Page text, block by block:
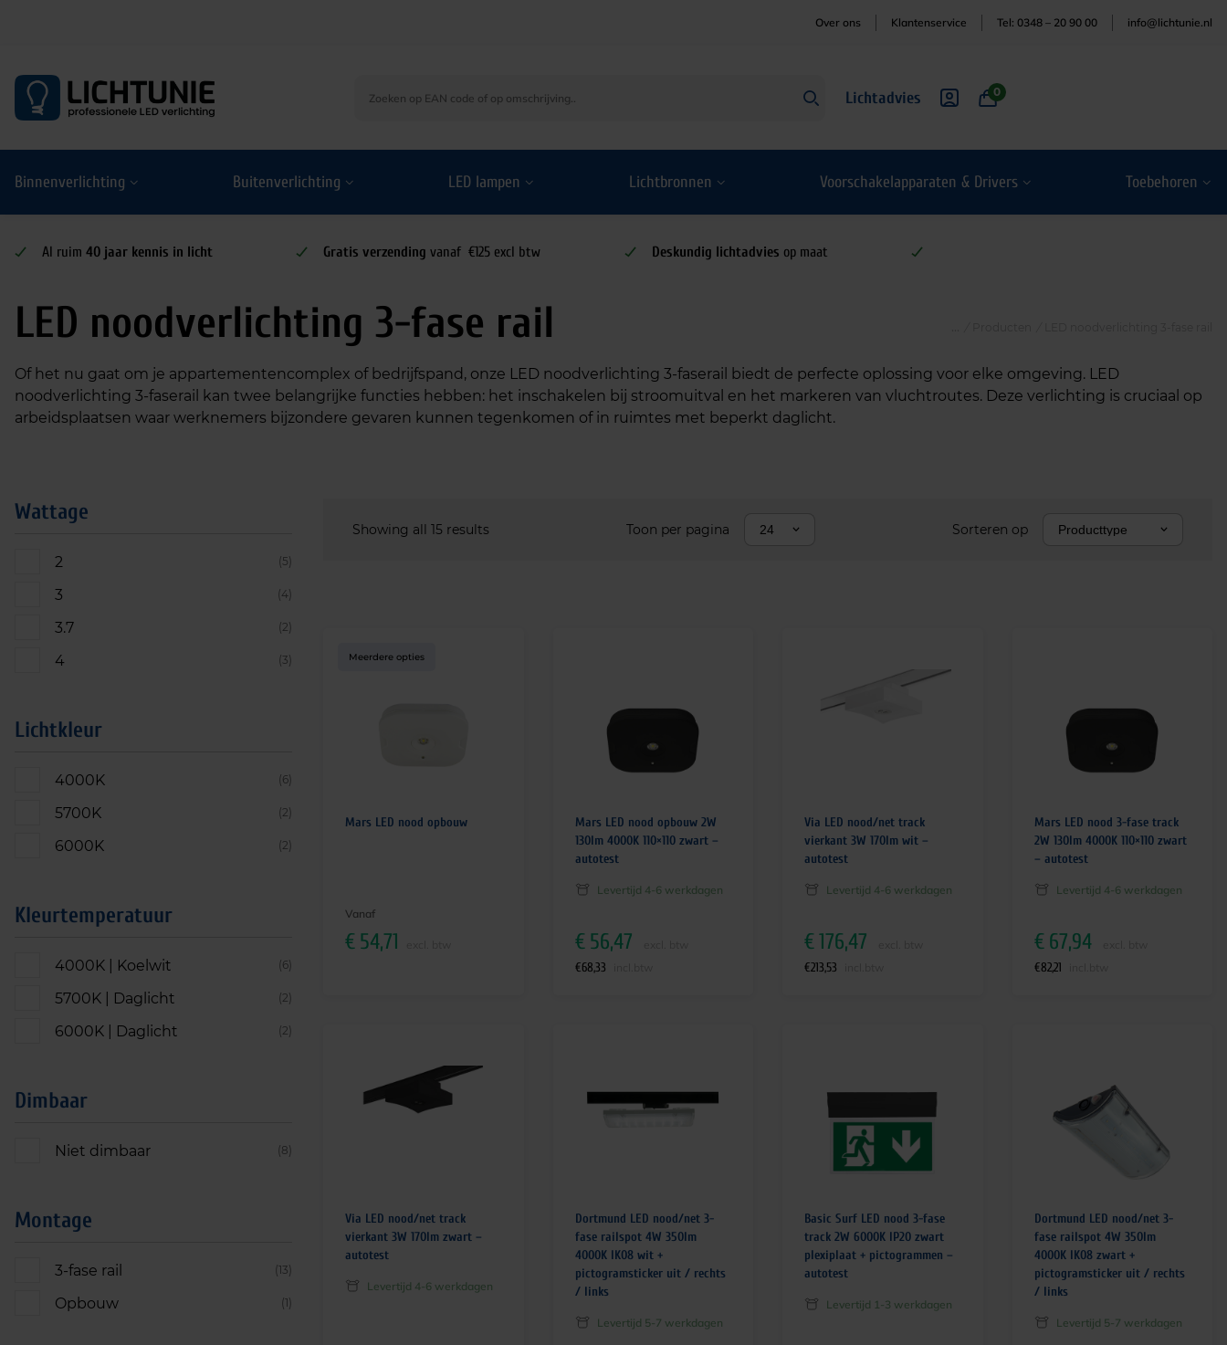
Over ons Klantenservice Tel: 0348 – 20 90 00 info@lichtunie.nl
Lichtadvies 0
Binnenverlichting Buitenverlichting LED lampen Lichtbronnen Voorschakelapparaten & Drivers Toebehoren
Al ruim 40 jaar kennis in licht Gratis verzending vanaf €125 excl btw Deskundig lichtadvies op maat
LED noodverlichting 3-fase rail
Of het nu gaat om je appartementencomplex of bedrijfspand, onze LED noodverlichting 3-faserail biedt de perfecte oplossing voor elke omgeving. LED
noodverlichting 3-faserail kan twee belangrijke functies hebben: het inschakelen bij stroomuitval en het markeren van vluchtroutes. Deze verlichting is cruciaal op
arbeidsplaatsen waar werknemers bijzondere gevaren kunnen tegenkomen of in ruimtes met beperkt daglicht.
Wattage
2 (5)
3 (4)
3.7 (2)
4 (3)
Lichtkleur
4000K (6)
5700K (2)
6000K (2)
Kleurtemperatuur
4000K | Koelwit (6)
5700K | Daglicht (2)
6000K | Daglicht (2)
Dimbaar
Niet dimbaar (8)
Montage
3-fase rail (13)
Opbouw (1)
Showing all 15 results Toon per pagina 24 Sorteren op Producttype
Meerdere opties
Mars LED nood opbouw
Vanaf
€ 54,71
Mars LED nood opbouw 2W
130lm 4000K 110×110 zwart –
autotest
Levertijd 4-6 werkdagen
€ 56,47
€68,33
Via LED nood/net track
vierkant 3W 170lm wit –
autotest
Levertijd 4-6 werkdagen
€176,47
€213,53
Mars LED nood 3-fase track
2W 130lm 4000K 110×110 zwart
– autotest
Levertijd 4-6 werkdagen
€ 67,94
€82,21
Via LED nood/net track
vierkant 3W 170lm zwart –
autotest
Levertijd 4-6 werkdagen
Dortmund LED nood/net 3-
fase railspot 4W 350lm
4000K IK08 wit +
pictogramsticker uit / rechts
/ links
Levertijd 5-7 werkdagen
Basic Surf LED nood 3-fase
track 2W 6000K IP20 zwart
plexiplaat + pictogrammen –
autotest
Levertijd 1-3 werkdagen
Dortmund LED nood/net 3-
fase railspot 4W 350lm
4000K IK08 zwart +
pictogramsticker uit / rechts
/ links
Levertijd 5-7 werkdagen